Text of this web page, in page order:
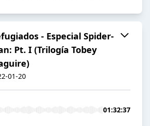
- Especial Spider-
Pt. I (Trilogía Tobey
01-20
01:32:37